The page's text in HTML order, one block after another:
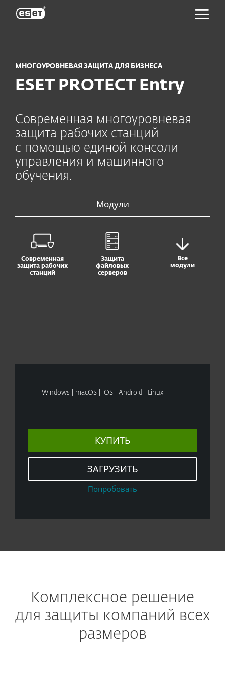
МНОГОУРОВНЕВАЯ ЗАЩИТА ДЛЯ БИЗНЕСА
ESET PROTECT Entry
Современная многоуровневая
защита рабочих станций
с помощью единой консоли
управления и машинного
обучения.
Модули
Современная
защита рабочих
станций
Защита
файловых
серверов
Все
модули
Windows | macOS | iOS | Android | Linux
КУПИТЬ
ЗАГРУЗИТЬ
Попробовать
Комплексное решение
для защиты компаний всех
размеров
ESET